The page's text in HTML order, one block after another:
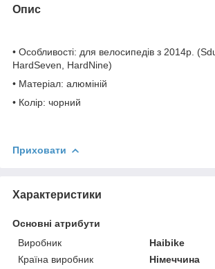
Опис
• Особливості: для велосипедів з 2014р.
HardSeven, HardNine)
• Матеріал: алюміній
• Колір: чорний
Приховати
Характеристики
Основні атрибути
Виробник
Haibike
Країна виробник
Німеччина